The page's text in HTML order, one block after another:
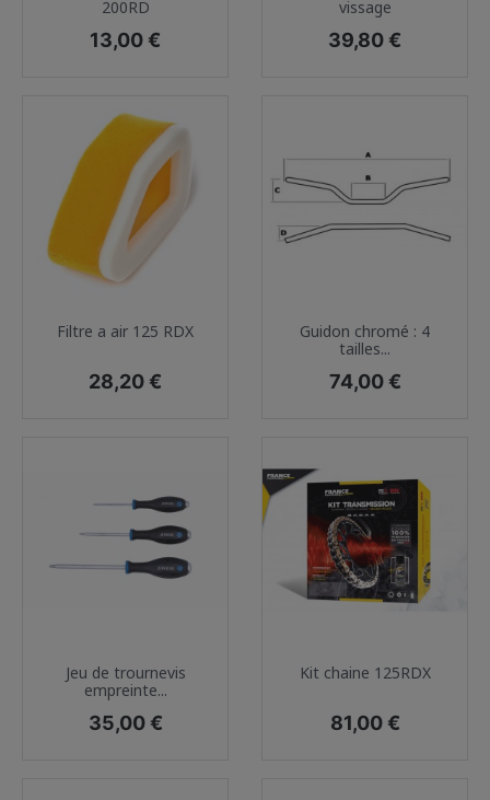
200RD
Prix
13,00 €
vissage
Prix
39,80 €
Filtre a air 125 RDX
Prix
28,20 €
Guidon chromé : 4
tailles...
Prix
74,00 €
Jeu de trournevis
empreinte...
Prix
35,00 €
Kit chaine 125RDX
Prix
81,00 €